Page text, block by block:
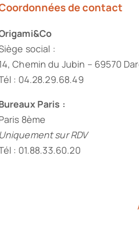
de contact
social :
Chemin du Jubin – 69570
: 04.28.29.68.49
Paris :
8ème
Uniquement sur RDV
: 01.88.33.60.20